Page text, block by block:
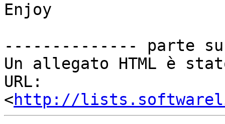
Enjoy
-------------- parte
Un allegato HTML è
URL:
<http://